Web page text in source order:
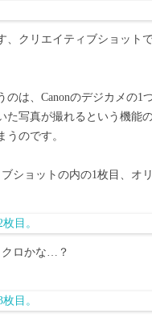
、クリエイティブショット
のは、Canonのデジカメの1
た写真が撮れるという機能
うのです。
ショットの内の1枚目、オ
ロかな…？